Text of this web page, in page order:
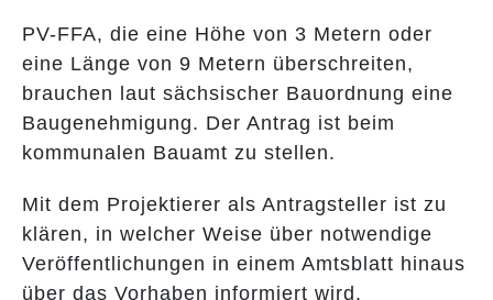
PV-FFA, die eine Höhe von 3 Metern oder
eine Länge von 9 Metern überschreiten,
brauchen laut sächsischer Bauordnung eine
Baugenehmigung. Der Antrag ist beim
kommunalen Bauamt zu stellen.
Mit dem Projektierer als Antragsteller ist zu
klären, in welcher Weise über notwendige
Veröffentlichungen in einem Amtsblatt hinaus
über das Vorhaben informiert wird.